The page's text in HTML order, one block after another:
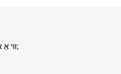
1. ווי אַ אַמינאָ זויער פאָרטאַפאַקיישאַן אַגענט, קענען זיין געוויינט אין אַ פאַרשיידנקייַט פון עסנוואַרג און טרינקען;